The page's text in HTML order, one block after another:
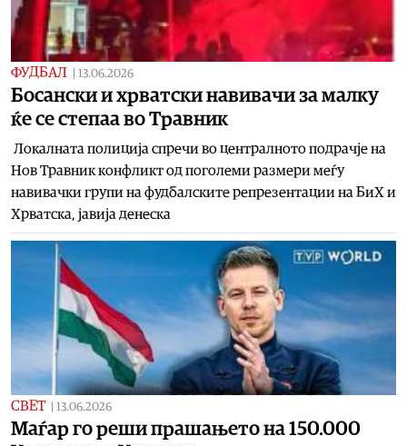
ФУДБАЛ 13.06.2026
Босански и хрватски навивачи за малку
ќе се степаа во Травник
Локалната полиција спречи во централното подрачје на
Нов Травник конфликт од поголеми размери меѓу
навивачки групи на фудбалските репрезентации на БиХ и
Хрватска, јавија денеска
СВЕТ 13.06.2026
Maѓар го реши прашањето на 150.000